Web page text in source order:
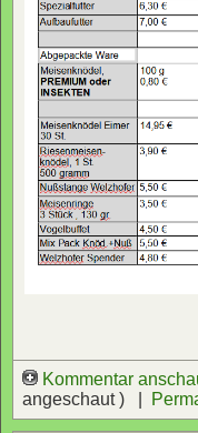
Kommentar
angeschaut ) |